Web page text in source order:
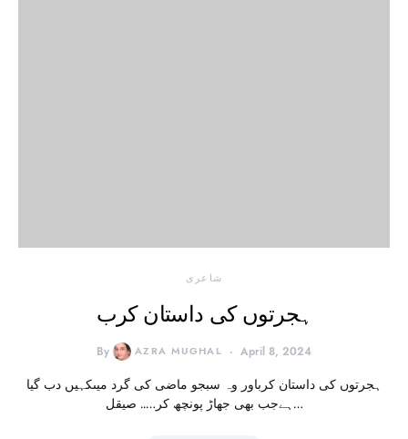
شاعری
ہجرتوں کی داستان کرب
By AZRA MUGHAL April 8, 2024
ہجرتوں کی داستان کرباور وہ سبجو ماضی کی گرد میںکہیں دب گیا
ہےجب بھی جھاڑ پونچھ کر….. صیقل…